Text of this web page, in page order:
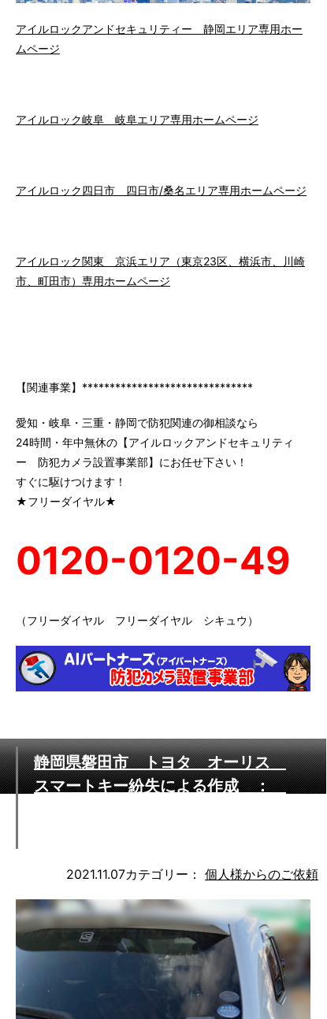
アイルロックアンドセキュリティー 静岡エリア専用ホー
ムページ
アイルロック岐阜 岐阜エリア専用ホームページ
アイルロック四日市 四日市/桑名エリア専用ホームページ
アイルロック関東 京浜エリア（東京23区、横浜市、川崎
市、町田市）専用ホームページ
【関連事業】*******************************
愛知・岐阜・三重・静岡で防犯関連の御相談なら
24時間・年中無休の【アイルロックアンドセキュリティ
ー 防犯カメラ設置事業部】にお任せ下さい！
すぐに駆けつけます！
★フリーダイヤル★
0120-0120-49
（フリーダイヤル フリーダイヤル シキュウ）
静岡県磐田市 トヨタ オーリス
スマートキー紛失による作成 ：
2021.11.07カテゴリー： 個人様からのご依頼